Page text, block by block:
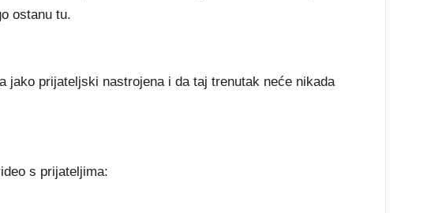
ostanu tu.
jako prijateljski nastrojena i da taj trenutak neće nikada
s prijateljima: